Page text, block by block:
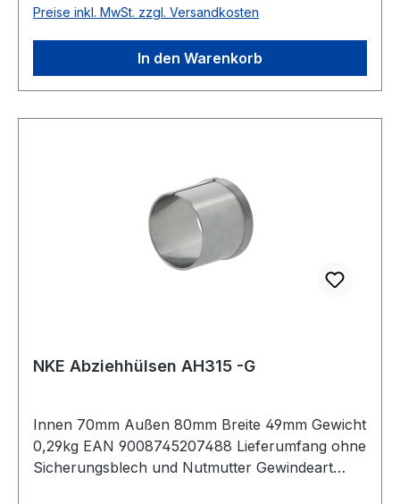
Preise inkl. MwSt. zzgl. Versandkosten
In den Warenkorb
NKE Abziehhülsen AH315 -G
Innen 70mm Außen 80mm Breite 49mm Gewicht
0,29kg EAN 9008745207488 Lieferumfang ohne
Sicherungsblech und Nutmutter Gewindeart